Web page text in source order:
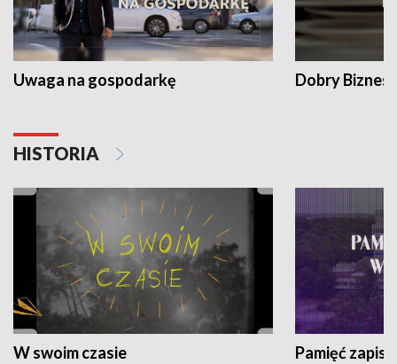
Uwaga na gospodarkę Dobry Biznes
HISTORIA
W swoim czasie Pamięć